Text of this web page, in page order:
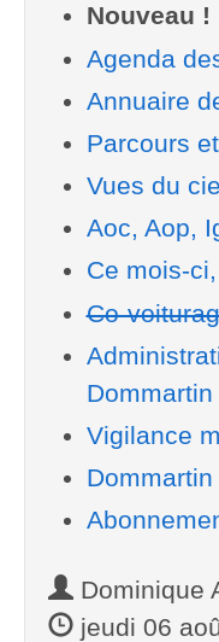
Nouveau !
Agenda
Annuaire
Parcours
Vues du
Aoc, Aop,
Ce mois-
Co-
Dommartin
Vigilance
Dominique
jeudi 06